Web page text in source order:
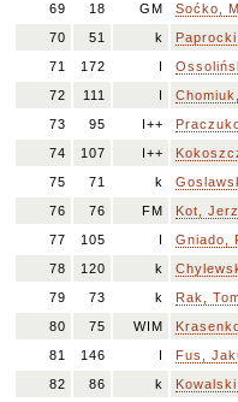
69
18 GM
Soćko,
70
51 k
71
172 I
72
111 I
73
95 I++
74
107 I++
75
71 k
76
76 FM
Kot,
77
105 I
Gniado,
78
120 k
79
73 k
Rak,
80
75 WIM
81
146 I
Fus,
82
86 k